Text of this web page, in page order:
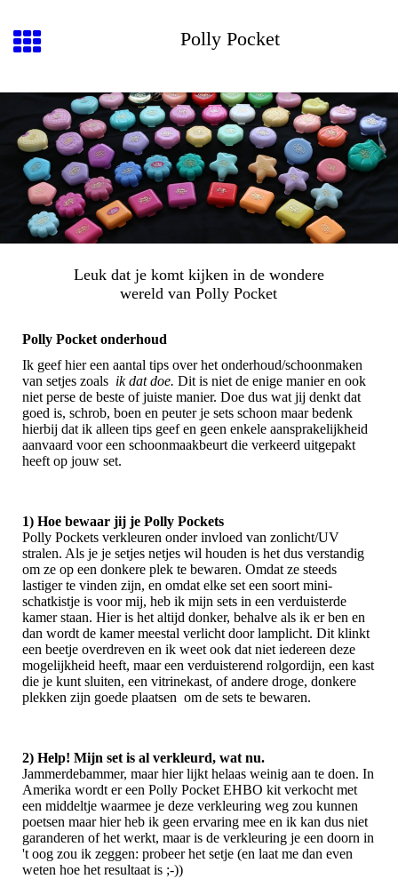
Polly Pocket
Leuk dat je komt kijken in de wondere
wereld van Polly Pocket
Polly Pocket onderhoud
Ik geef hier een aantal tips over het onderhoud/schoonmaken
van setjes zoals ik dat doe. Dit is niet de enige manier en ook
niet perse de beste of juiste manier. Doe dus wat jij denkt dat
goed is, schrob, boen en peuter je sets schoon maar bedenk
hierbij dat ik alleen tips geef en geen enkele aansprakelijkheid
aanvaard voor een schoonmaakbeurt die verkeerd uitgepakt
heeft op jouw set.
1) Hoe bewaar jij je Polly Pockets
Polly Pockets verkleuren onder invloed van zonlicht/UV
stralen. Als je je setjes netjes wil houden is het dus verstandig
om ze op een donkere plek te bewaren. Omdat ze steeds
lastiger te vinden zijn, en omdat elke set een soort mini-
schatkistje is voor mij, heb ik mijn sets in een verduisterde
kamer staan. Hier is het altijd donker, behalve als ik er ben en
dan wordt de kamer meestal verlicht door lamplicht. Dit klinkt
een beetje overdreven en ik weet ook dat niet iedereen deze
mogelijkheid heeft, maar een verduisterend rolgordijn, een kast
die je kunt sluiten, een vitrinekast, of andere droge, donkere
plekken zijn goede plaatsen om de sets te bewaren.
2) Help! Mijn set is al verkleurd, wat nu.
Jammerdebammer, maar hier lijkt helaas weinig aan te doen. In
Amerika wordt er een Polly Pocket EHBO kit verkocht met
een middeltje waarmee je deze verkleuring weg zou kunnen
poetsen maar hier heb ik geen ervaring mee en ik kan dus niet
garanderen of het werkt, maar is de verkleuring je een doorn in
't oog zou ik zeggen: probeer het setje (en laat me dan even
weten hoe het resultaat is ;-))